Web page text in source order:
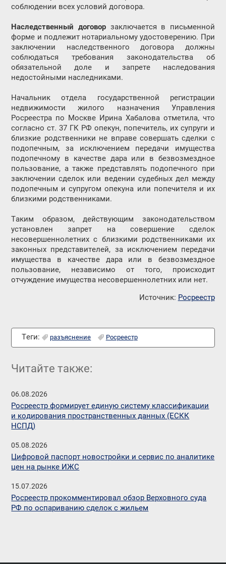
соблюдении всех условий договора.
Наследственный договорзаключается в письменной
форме и подлежит нотариальному удостоверению. При
заключении наследственного договора должны
соблюдаться требования законодательства об
обязательной доле и запрете наследования
недостойными наследниками.
Начальник отдела государственной регистрации
недвижимости жилого назначения Управления
Росреестра по Москве Ирина Хабалова отметила, что
согласно ст. 37 ГК РФ опекун, попечитель, их супруги и
близкие родственники не вправе совершать сделки с
подопечным, за исключением передачи имущества
подопечному в качестве дара или в безвозмездное
пользование, а также представлять подопечного при
заключении сделок или ведении судебных дел между
подопечным и супругом опекуна или попечителя и их
близкими родственниками.
Таким образом, действующим законодательством
установлен запрет на совершение сделок
несовершеннолетних с близкими родственниками их
законных представителей, за исключением передачи
имущества в качестве дара или в безвозмездное
пользование, независимо от того, происходит
отчуждение имущества несовершеннолетних или нет.
Источник: Росреестр
Теги: разъяснение Росреестр
Читайте также:
06.08.2026
Росреестр формирует единую систему классификации
и кодирования пространственных данных (ЕСКК
НСПД)
05.08.2026
Цифровой паспорт новостройки и сервис по аналитике
цен на рынке ИЖС
15.07.2026
Росреестр прокомментировал обзор Верховного суда
РФ по оспариванию сделок с жильем